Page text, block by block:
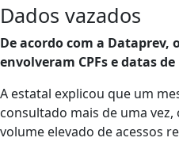
Dados vazados
De acordo com a Dataprev,
envolveram CPFs e datas
A estatal explicou que um
consultado mais de uma
volume elevado de acessos